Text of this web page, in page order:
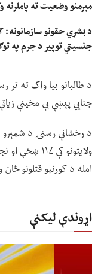
مېرمنو وضعیت ته پاملرنه
جنسیتي توپير د جرم په
د طالبانو بیا واک ته تر
جنايي پېښې بې مخینې
ولایتونو کې
امله د کورنیو قتلونو
اړوندې لیکنې